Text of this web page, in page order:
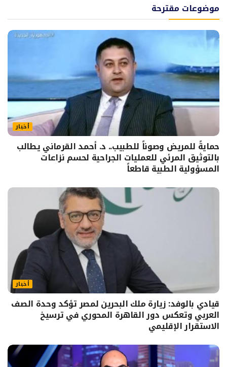
موضوعات مقترحة
أخبار
حمايةً للمريض وصوناً للطبيب.. د. أحمد القرماني يطالب
بالتوثيق المرئي للعمليات الجراحية لحسم نزاعات
المسؤولية الطبية قاطعاً
أخبار
قيادي بالوفد: زيارة ملك البحرين لمصر تؤكد وحدة الصف
العربي وتعكس دور القاهرة المحوري في ترسيخ
الاستقرار الإقليمي